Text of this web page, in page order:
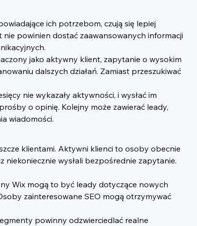
ich potrzebom, czują się lepiej
powinien dostać zaawansowanych informacji
jako aktywny klient, zapytanie o wysokim
dalszych działań. Zamiast przeszukiwać
nie wykazały aktywności, i wysłać im
o opinię. Kolejny może zawierać leady,
wiadomości.
klientami. Aktywni klienci to osoby obecnie
niekoniecznie wysłali bezpośrednie zapytanie.
Wix mogą to być leady dotyczące nowych
zainteresowane SEO mogą otrzymywać
powinny odzwierciedlać realne